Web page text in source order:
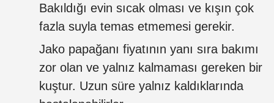
Bakıldığı evin sıcak olması ve kışın çok
fazla suyla temas etmemesi gerekir.
Jako papağanı fiyatının yanı sıra bakımı
zor olan ve yalnız kalmaması gereken bir
kuştur. Uzun süre yalnız kaldıklarında